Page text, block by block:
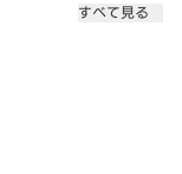
すべて見る